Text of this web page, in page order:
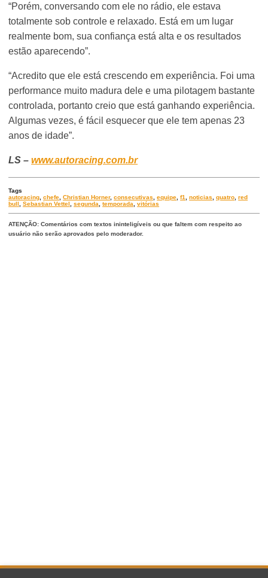
“Porém, conversando com ele no rádio, ele estava
totalmente sob controle e relaxado. Está em um lugar
realmente bom, sua confiança está alta e os resultados
estão aparecendo”.
“Acredito que ele está crescendo em experiência. Foi uma
performance muito madura dele e uma pilotagem bastante
controlada, portanto creio que está ganhando experiência.
Algumas vezes, é fácil esquecer que ele tem apenas 23
anos de idade”.
LS –www.autoracing.com.br
Tags
autoracing ,chefe ,Christian Horner,consecutivas ,equipe ,f1 ,noticias ,quatro ,red
bull
,Sebastian Vettel ,segunda ,temporada ,vitórias
ATENÇÃO: Comentários com textos ininteligíveis ou que faltem com respeito ao
usuário não serão aprovados pelo moderador.